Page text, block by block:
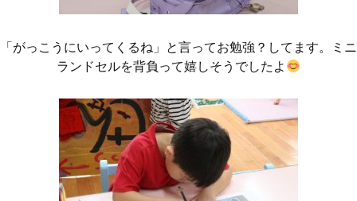
「がっこうにいってくるね」と言ってお勉強？してます。ミニ
ランドセルを背負って嬉しそうでしたよ